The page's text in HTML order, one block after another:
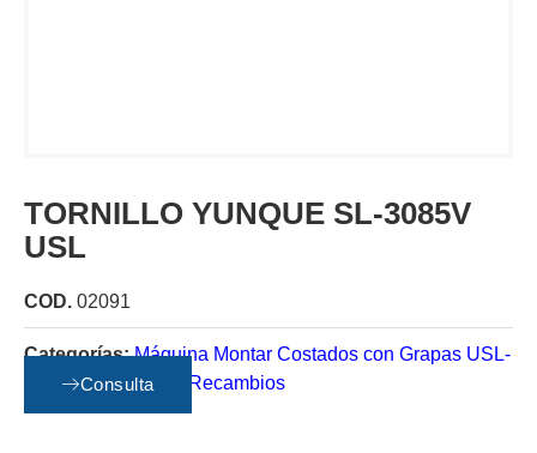
TORNILLO YUNQUE SL-3085V
USL
COD. 02091
Categorías: Máquina Montar Costados con Grapas USL-
B USM Vario Stop
Recambios
Consulta